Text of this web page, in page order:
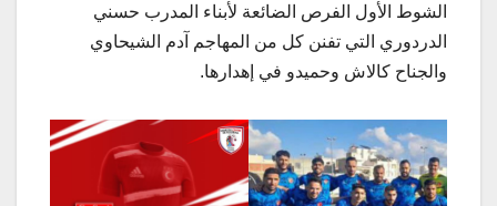
الشوط الأول الفرص الضائعة لأبناء المدرب حسني
الدردوري التي تفنن كل من المهاجم آدم الشيحاوي
والجناح كالاش وحميدو في إهدارها.